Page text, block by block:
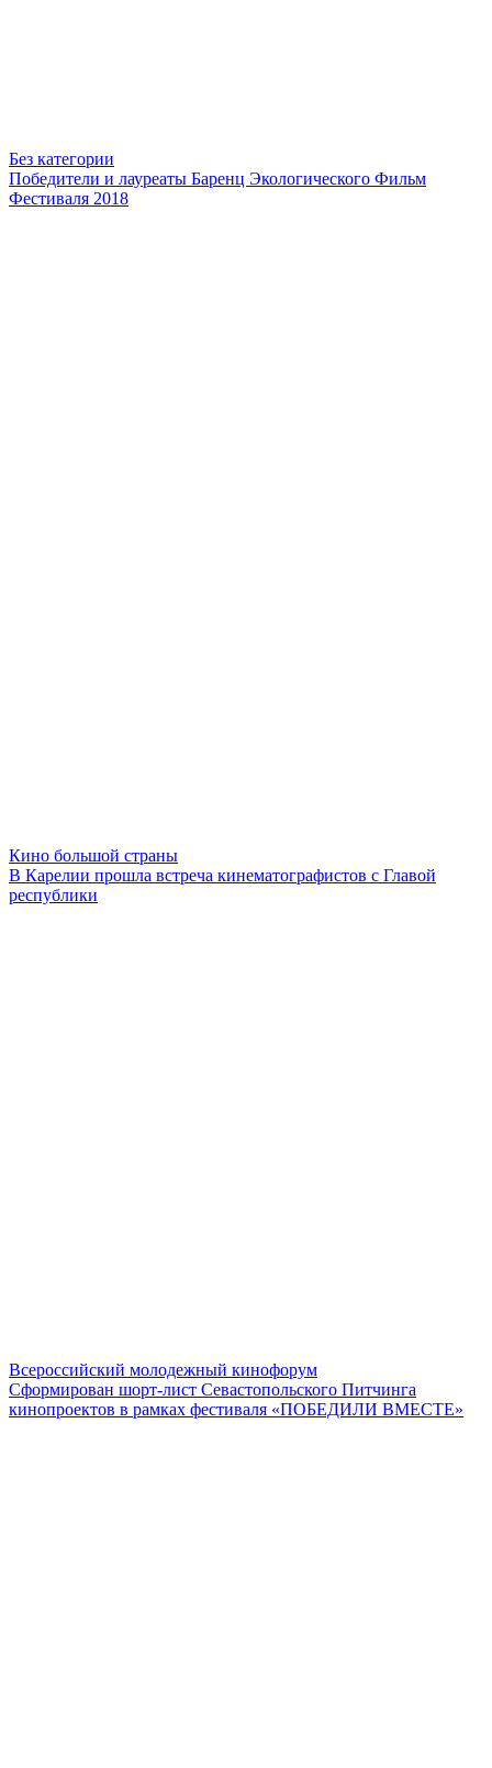
Без категории
Победители и лауреаты Баренц Экологического Фильм
Фестиваля 2018
Кино большой страны
В Карелии прошла встреча кинематографистов с Главой
республики
Всероссийский молодежный кинофорум
Сформирован шорт-лист Севастопольского Питчинга
кинопроектов в рамках фестиваля «ПОБЕДИЛИ ВМЕСТЕ»